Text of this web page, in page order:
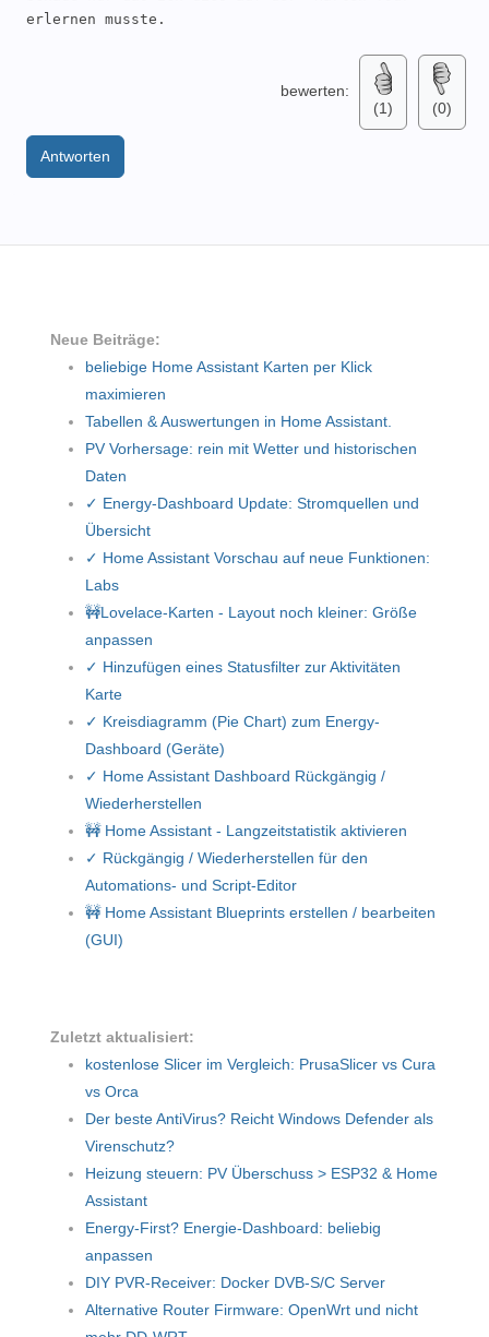
erlernen musste.
bewerten:
(1)
(0)
Antworten
Neue Beiträge:
beliebige Home Assistant Karten per Klick
maximieren
Tabellen & Auswertungen in Home Assistant.
PV Vorhersage: rein mit Wetter und historischen
Daten
✓ Energy-Dashboard Update: Stromquellen und
Übersicht
✓ Home Assistant Vorschau auf neue Funktionen:
Labs
🚧Lovelace-Karten - Layout noch kleiner: Größe
anpassen
✓ Hinzufügen eines Statusfilter zur Aktivitäten
Karte
✓ Kreisdiagramm (Pie Chart) zum Energy-
Dashboard (Geräte)
✓ Home Assistant Dashboard Rückgängig /
Wiederherstellen
🚧 Home Assistant - Langzeitstatistik aktivieren
✓ Rückgängig / Wiederherstellen für den
Automations- und Script-Editor
🚧 Home Assistant Blueprints erstellen / bearbeiten
(GUI)
Zuletzt aktualisiert:
kostenlose Slicer im Vergleich: PrusaSlicer vs Cura
vs Orca
Der beste AntiVirus? Reicht Windows Defender als
Virenschutz?
Heizung steuern: PV Überschuss > ESP32 & Home
Assistant
Energy-First? Energie-Dashboard: beliebig
anpassen
DIY PVR-Receiver: Docker DVB-S/C Server
Alternative Router Firmware: OpenWrt und nicht